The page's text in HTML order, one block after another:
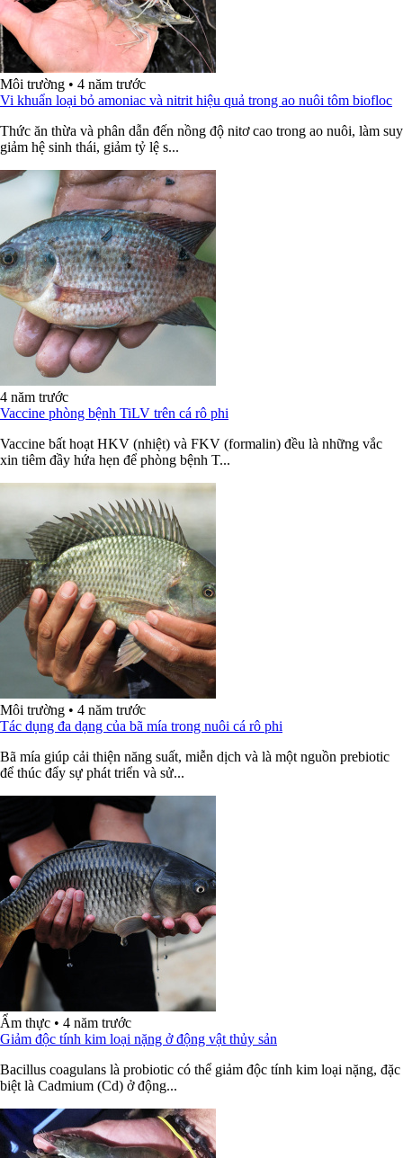
Môi trường • 4 năm trước
Vi khuẩn loại bỏ amoniac và nitrit hiệu quả trong ao nuôi tôm biofloc
Thức ăn thừa và phân dẫn đến nồng độ nitơ cao trong ao nuôi, làm suy
giảm hệ sinh thái, giảm tỷ lệ s...
4 năm trước
Vaccine phòng bệnh TiLV trên cá rô phi
Vaccine bất hoạt HKV (nhiệt) và FKV (formalin) đều là những vắc
xin tiêm đầy hứa hẹn để phòng bệnh T...
Môi trường • 4 năm trước
Tác dụng đa dạng của bã mía trong nuôi cá rô phi
Bã mía giúp cải thiện năng suất, miễn dịch và là một nguồn prebiotic
để thúc đẩy sự phát triển và sử...
Ẩm thực • 4 năm trước
Giảm độc tính kim loại nặng ở động vật thủy sản
Bacillus coagulans là probiotic có thể giảm độc tính kim loại nặng, đặc
biệt là Cadmium (Cd) ở động...